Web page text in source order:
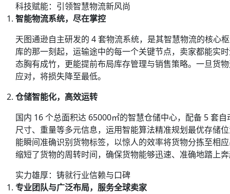
科技赋能：引领智慧物流新风尚
智能物流系统，尽在掌控
天图通逊自主研发的 4 套物流系统，是其智慧物流的核心
库的那一刻起，运输途中的每一个关键节点，卖家都能实
态胸有成竹，更能提前布局库存管理与销售策略。一旦货
应对，将损失降至最低。
仓储智能化，高效运转
国内 16 个总面积达 65000㎡的智慧仓储中心，配备 5 套
尺寸、重量等多元信息，运用智能算法精准规划最优存储
能瞬间准确识别货物标签，以惊人的效率将货物分拣至相
缩短了货物的周转时间，确保货物能够迅速、准确地踏上
实力雄厚：铸就行业信赖与口碑
专业团队与广泛布局，服务全球卖家